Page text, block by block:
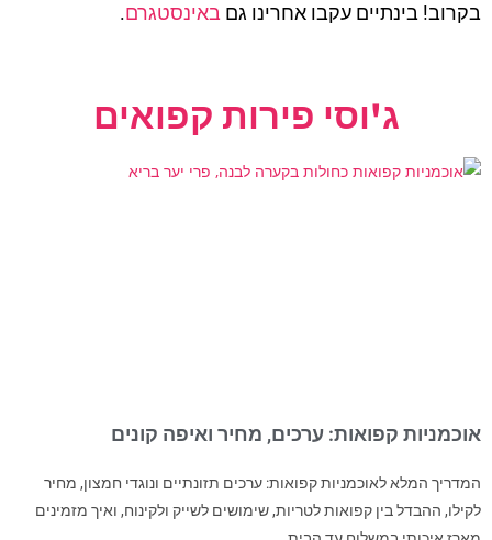
בקרוב! בינתיים עקבו אחרינו גם באינסטגרם.
ג'וסי פירות קפואים
אוכמניות קפואות: ערכים, מחיר ואיפה קונים
המדריך המלא לאוכמניות קפואות: ערכים תזונתיים ונוגדי חמצון, מחיר
לקילו, ההבדל בין קפואות לטריות, שימושים לשייק ולקינוח, ואיך מזמינים